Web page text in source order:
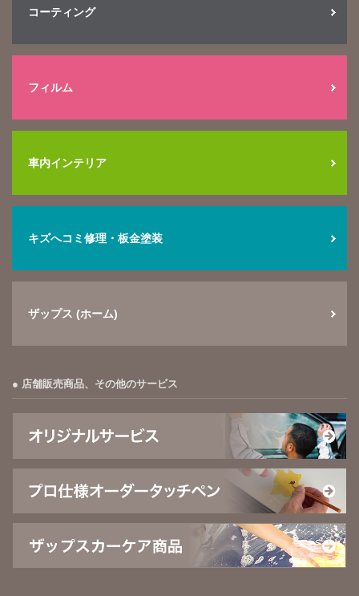
コーティング
フィルム
車内インテリア
キズへコミ修理・板金塗装
ザップス (ホーム)
店舗販売商品、その他のサービス